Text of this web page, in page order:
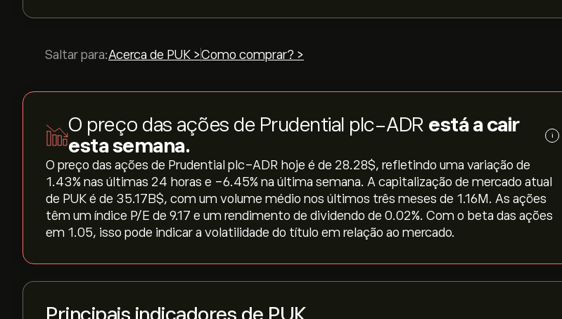
Saltar para:Acerca de PUK >Como comprar? >
O preço das ações de Prudential plc-ADR está a cair
esta semana.
i
O preço das ações de Prudential plc-ADR hoje é de 28.28‎$‎, refletindo uma variação de
‎1.43‎% nas últimas 24 horas e ‎-6.45‎% na última semana. A capitalização de mercado atual
de PUK é de 35.17B‎$‎, com um volume médio nos últimos três meses de 1.16M. As ações
têm um índice P/E de 9.17 e um rendimento de dividendo de 0.02%. Com o beta das ações
em 1.05, isso pode indicar a volatilidade do título em relação ao mercado.
Principais indicadores de PUK